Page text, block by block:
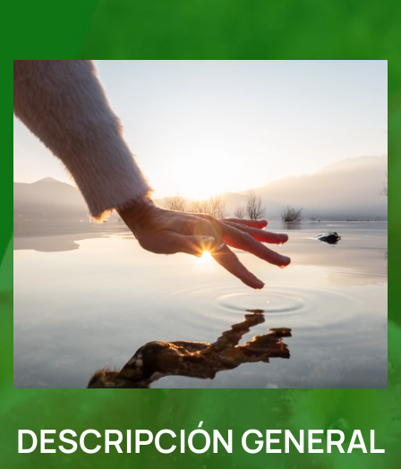
DESCRIPCIÓN GENERAL